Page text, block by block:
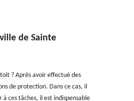
de Sainte
? Après avoir effectué des
de protection. Dans ce cas, il
ces tâches, il est indispensable